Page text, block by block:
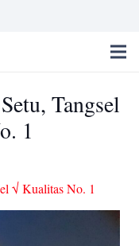
Tangsel
1
√ Kualitas No. 1